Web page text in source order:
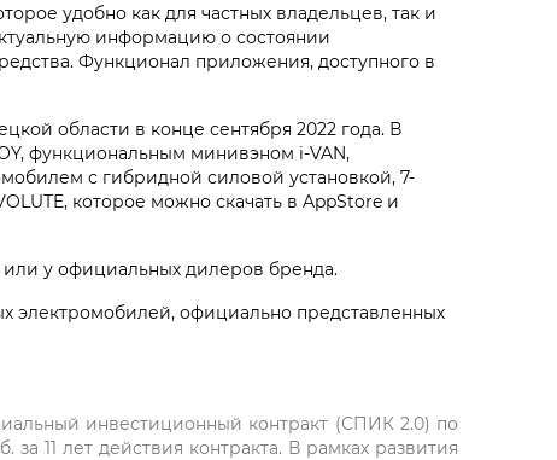
удобно как для частных владельцев, так и
информацию о состоянии
Функционал приложения, доступного в
области в конце сентября 2022 года. В
функциональным минивэном i‑VAN,
с гибридной силовой установкой, 7-
которое можно скачать в AppStore и
или у официальных дилеров бренда.
электромобилей, официально представленных
инвестиционный контракт (СПИК 2.0) по
11 лет действия контракта. В рамках развития